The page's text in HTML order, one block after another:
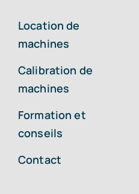
Location de
machines
Calibration de
machines
Formation et
conseils
Contact